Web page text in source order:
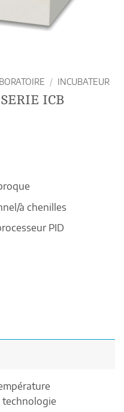
/ INCUBATEUR
ICB
à chenilles
PID
technologie